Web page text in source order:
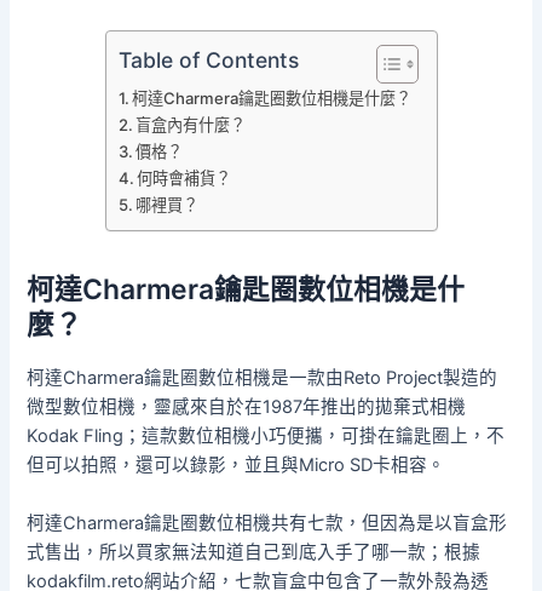
Table of Contents
柯達Charmera鑰匙圈數位相機是什麼？
盲盒內有什麼？
價格？
何時會補貨？
哪裡買？
柯達Charmera鑰匙圈數位相機是什
麼？
柯達Charmera鑰匙圈數位相機是一款由Reto Project製造的
微型數位相機，靈感來自於在1987年推出的拋棄式相機
Kodak Fling；這款數位相機小巧便攜，可掛在鑰匙圈上，不
但可以拍照，還可以錄影，並且與Micro SD卡相容。
柯達Charmera鑰匙圈數位相機共有七款，但因為是以盲盒形
式售出，所以買家無法知道自己到底入手了哪一款；根據
kodakfilm.reto網站介紹，七款盲盒中包含了一款外殼為透